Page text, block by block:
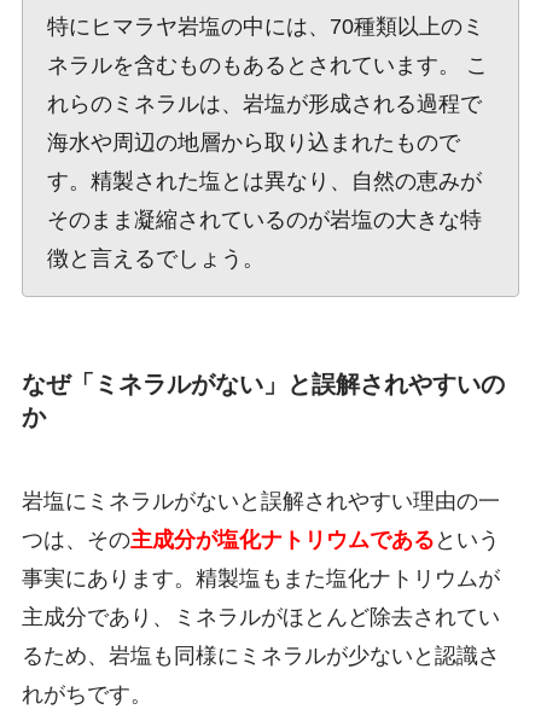
特にヒマラヤ岩塩の中には、70種類以上のミ
ネラルを含むものもあるとされています。 こ
れらのミネラルは、岩塩が形成される過程で
海水や周辺の地層から取り込まれたもので
す。精製された塩とは異なり、自然の恵みが
そのまま凝縮されているのが岩塩の大きな特
徴と言えるでしょう。
なぜ「ミネラルがない」と誤解されやすいの
か
岩塩にミネラルがないと誤解されやすい理由の一
つは、その主成分が塩化ナトリウムである という
事実にあります。精製塩もまた塩化ナトリウムが
主成分であり、ミネラルがほとんど除去されてい
るため、岩塩も同様にミネラルが少ないと認識さ
れがちです。